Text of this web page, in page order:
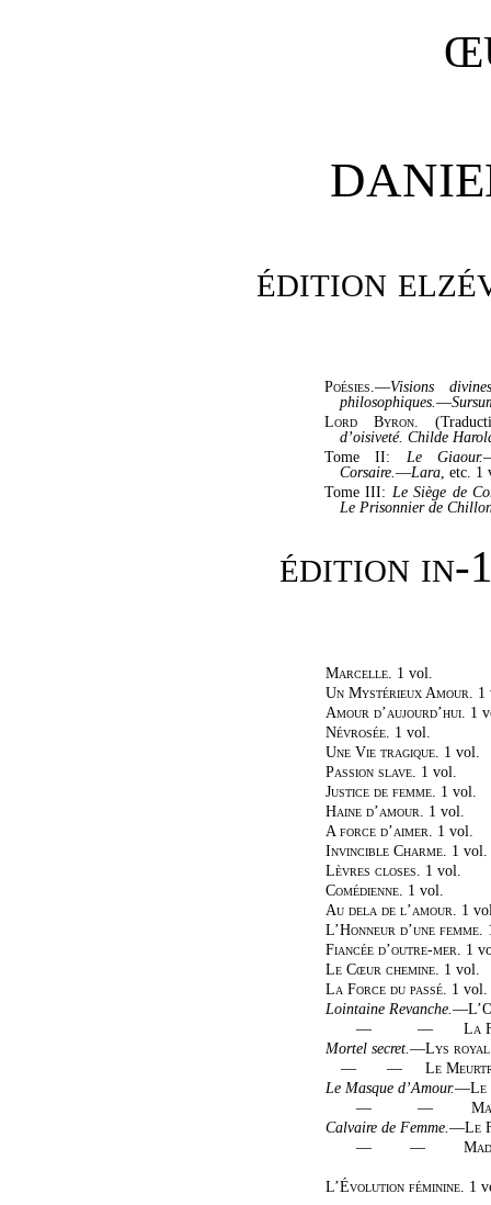
édition
Poésies.—Visions
philosophiques.—
Lord Byron.
d’oisiveté. Childe
Tome II: Le Giaour.
Corsaire.—Lara, etc. 1
Tome III: Le Siège de
Le Prisonnier de
édition in-
Marcelle. 1 vol.
Un Mystérieux Amour.
1
Amour d’aujourd’hui. 1
Névrosée. 1 vol.
Une Vie tragique. 1 vol.
Passion slave. 1 vol.
Justice de femme. 1 vol.
Haine d’amour.
1 vol.
A force d’aimer.
1 vol.
Invincible Charme. 1 vol.
Lèvres closes.
1 vol.
Comédienne. 1 vol.
Au dela de l’amour.
1
L’Honneur d’une femme.
Fiancée d’outre-mer.
1
Le Cœur chemine. 1 vol.
La Force du passé. 1 vol.
Lointaine Revanche. —
—
—
La
Mortel secret. —Lys
—
—
Le
Le Masque d’Amour.—Le
—
—
Calvaire de Femme. —Le
—
—
L’Évolution féminine. 1